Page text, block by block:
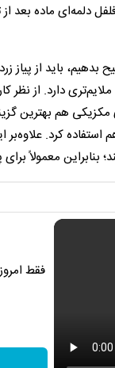
دلمه‌ای ماده بعد
بدهیم، باید از
دارد. از نظر
هم بهترین
کرد.
معمولاً